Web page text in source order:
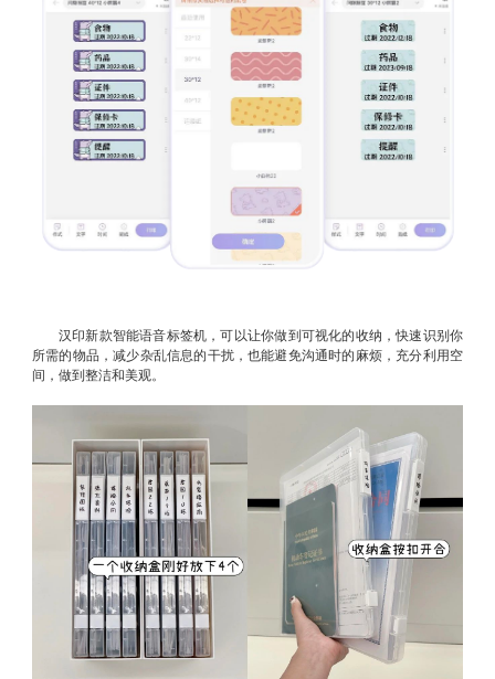
汉印新款智能语音标签机，可以让你做到可视化的收纳，快速识别你
所需的物品，减少杂乱信息的干扰，也能避免沟通时的麻烦，充分利用空
间，做到整洁和美观。